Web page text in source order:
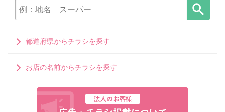
都道府県からチラシを探す
お店の名前からチラシを探す